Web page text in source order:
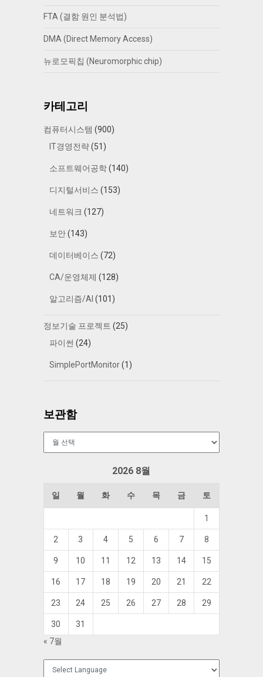
FTA (결함 원인 분석법)
DMA (Direct Memory Access)
뉴로모픽칩 (Neuromorphic chip)
카테고리
컴퓨터시스템 (900)
IT경영전략(51)
소프트웨어공학(140)
디지털서비스 (153)
네트워크 (127)
보안(143)
데이터베이스 (72)
CA/운영체제 (128)
알고리즘/AI (101)
정보기술 프로젝트 (25)
파이썬 (24)
SimplePortMonitor(1)
보관함
2026 8월
일 월 화 수 목 금 토
1
2 3 4 5 6 7 8
9 10 11 12 13 14 15
16 17 18 19 20 21 22
23 24 25 26 27 28 29
30
31
« 7월